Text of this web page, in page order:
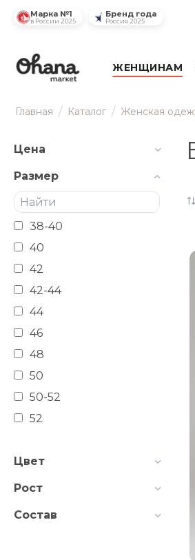
Марка №1
в России 2025
Бренд года
Россия 2025
ЖЕНЩИНАМ
Главная / Каталог / Женская
Цена
Размер
38-40
40
42
42-44
44
46
48
50
50-52
52
56
58
Цвет
Рост
Состав